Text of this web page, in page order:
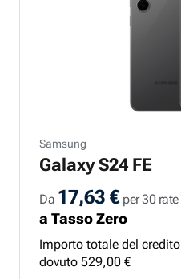
Samsung
Galaxy S24 FE
Da 17,63 €per 30 rate
a Tasso Zero
Importo totale del credito
dovuto 529,00 €